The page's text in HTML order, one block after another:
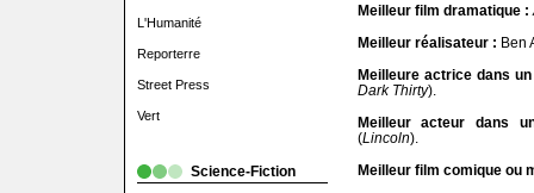
L'Humanité
Reporterre
Street Press
Vert
Science-Fiction
Meilleur film dramatique :
Meilleur réalisateur : Ben
Meilleure actrice dans
Dark Thirty).
Meilleur acteur dans
(Lincoln).
Meilleur film comique ou